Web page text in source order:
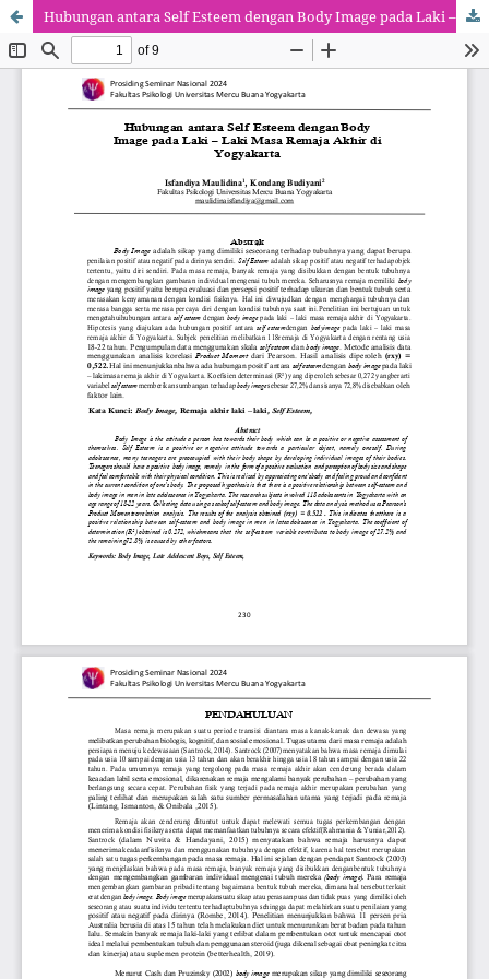
Hubungan antara Self Esteem dengan Body Image pada Laki – Laki Masa Remaja Akhir di Yogyakarta